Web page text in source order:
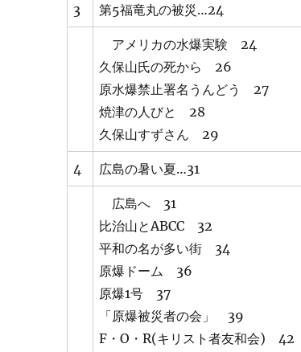
3 第5福竜丸の被災…24
アメリカの水爆実験 24
久保山氏の死から 26
原水爆禁止署名うんどう 27
焼津の人びと 28
久保山すずさん 29
4 広島の暑い夏…31
広島へ 31
比治山とABCC 32
平和の名が多い街 34
原爆ドーム 36
原爆1号 37
「原爆被災者の会」 39
F・O・R(キリスト者友和会) 42